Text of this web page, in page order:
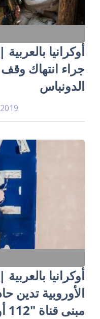
أوكرانيا
جراء انتهاك
الدونباس
- 12:28
أوكرانيا
الأوروبية تدين
مبنى قناة "112 أوكرانيا" بكييف